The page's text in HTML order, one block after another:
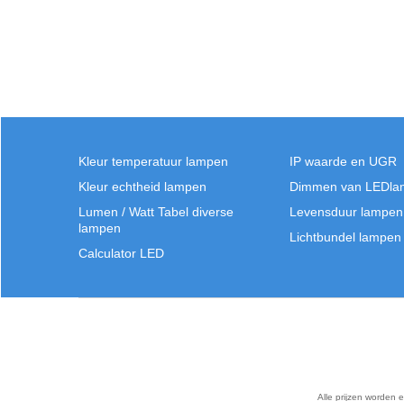
Kleur temperatuur lampen
Kleur echtheid lampen
Lumen / Watt Tabel diverse
lampen
Calculator LED
IP waarde en UGR
Dimmen van
Levensduur lampen
Lichtbundel lampen
Alle prijzen worden